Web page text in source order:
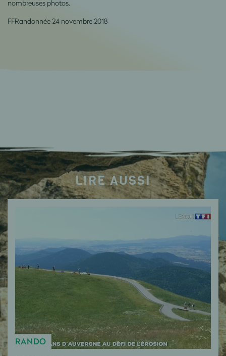
nombreuses photos.
FFRandonnée 24 novembre 2018
LIRE AUSSI
RANDO